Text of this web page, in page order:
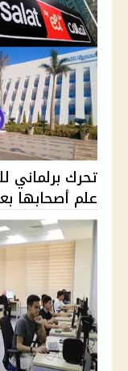
تحرك
علم أصحابها